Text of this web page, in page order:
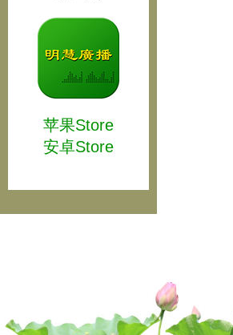
苹果Store
安卓Store